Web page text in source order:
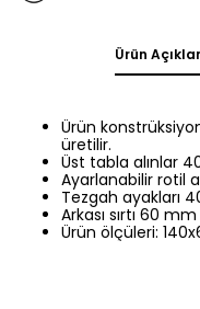
Ürün
Ürün
üretilir.
Üst tabla alınlar
Ayarlanabilir rotil
Tezgah ayakları
Arkası sırtı 60
Ürün ölçüleri: